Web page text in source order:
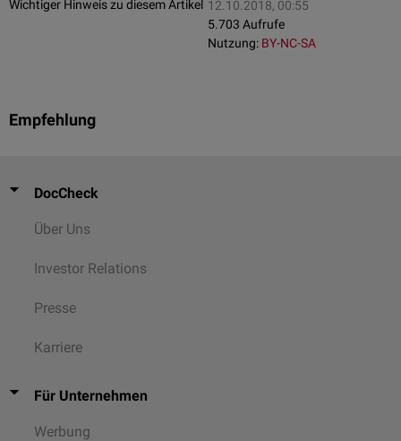
Wichtiger Hinweis zu diesem Artikel 12.10.2018, 00:55
5.703 Aufrufe
Nutzung: BY-NC-SA
Empfehlung
DocCheck
Über Uns
Investor Relations
Presse
Karriere
Für Unternehmen
Werbung